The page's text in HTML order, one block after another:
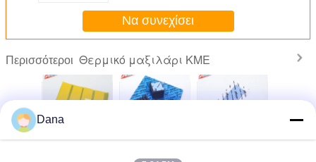
Να συνεχίσει
Περισσότεροι Θερμικό μαξιλάρι ΚΜΕ
Silicone Gap Filler
Dana